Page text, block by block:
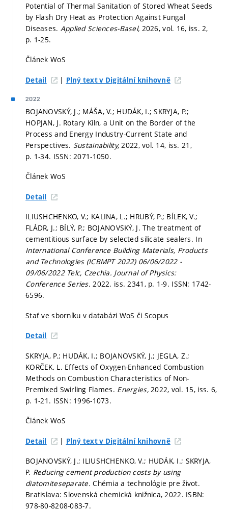
Potential of Thermal Sanitation of Stored Wheat Seeds
by Flash Dry Heat as Protection Against Fungal
Diseases. Applied Sciences-Basel, 2026, vol. 16, iss. 2,
p. 1-25.
Článek WoS
Detail | Plný text v Digitální knihovně
2022
BOJANOVSKÝ, J.; MÁŠA, V.; HUDÁK, I.; SKRYJA, P.;
HOPJAN, J. Rotary Kiln, a Unit on the Border of the
Process and Energy Industry-Current State and
Perspectives. Sustainability, 2022, vol. 14, iss. 21,
p. 1-34. ISSN: 2071-1050.
Článek WoS
Detail
ILIUSHCHENKO, V.; KALINA, L.; HRUBÝ, P.; BÍLEK, V.;
FLÁDR, J.; BÍLÝ, P.; BOJANOVSKÝ, J. The treatment of
cementitious surface by selected silicate sealers. In
International Conference Building Materials, Products
and Technologies (ICBMPT 2022) 06/06/2022 -
09/06/2022 Telc, Czechia. Journal of Physics:
Conference Series.2022. iss. 2341, p. 1-9. ISSN: 1742-
6596.
Stať ve sborníku v databázi WoS či Scopus
Detail
SKRYJA, P.; HUDÁK, I.; BOJANOVSKÝ, J.; JEGLA, Z.;
KORČEK, L. Effects of Oxygen-Enhanced Combustion
Methods on Combustion Characteristics of Non-
Premixed Swirling Flames. Energies, 2022, vol. 15, iss. 6,
p. 1-21. ISSN: 1996-1073.
Článek WoS
Detail | Plný text v Digitální knihovně
BOJANOVSKÝ, J.; ILIUSHCHENKO, V.; HUDÁK, I.; SKRYJA,
P. Reducing cement production costs by using
diatomiteseparate.Chémia a technológie pre život.
Bratislava: Slovenská chemická knižnica, 2022. ISBN:
978-80-8208-083-7.